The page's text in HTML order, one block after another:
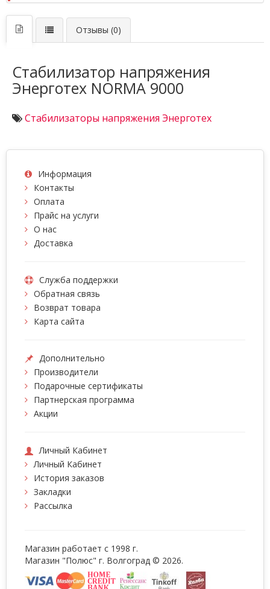
Отзывы (0)
Стабилизатор напряжения
Энерготех NORMA 9000
Стабилизаторы напряжения Энерготех
Информация
Контакты
Оплата
Прайс на услуги
О нас
Доставка
Служба поддержки
Обратная связь
Возврат товара
Карта сайта
Дополнительно
Производители
Подарочные сертификаты
Партнерская программа
Акции
Личный Кабинет
Личный Кабинет
История заказов
Закладки
Рассылка
Магазин работает с 1998 г.
Магазин "Полюс" г. Волгоград © 2026.